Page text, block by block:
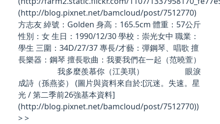
(http://blog.pixnet.net/bamcloud/post/7512770)
方志友 綽號：Golden 身高：165.5cm 體重：57公斤
性別：女 生日：1990/12/30 學校：崇光女中 職業：
學生 三圍：34D/27/37 專長/才藝：彈鋼琴、唱歌 擅
長樂器：鋼琴 擅長歌曲：我要我們在一起（范曉萱）
我多麼羨慕你（江美琪） 眼淚
成詩（孫燕姿） (圖片與資料來自於:[沉迷。失速。星
光 / 第二季前26強基本資料]
(http://blog.pixnet.net/bamcloud/post/7512770))
> >